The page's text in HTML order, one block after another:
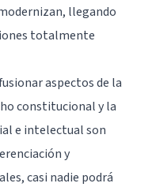
llegando
totalmente
aspectos de la
constitucional y la
e intelectual son
y
casi nadie podrá